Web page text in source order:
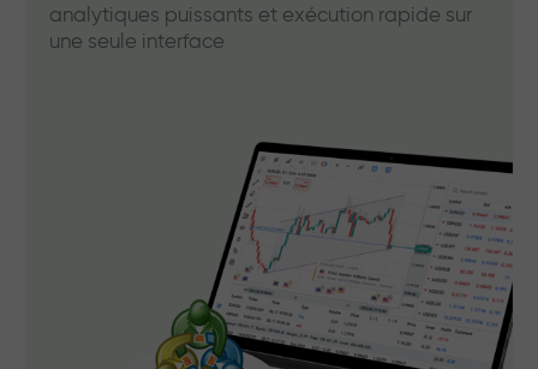
analytiques puissants et exécution rapide sur
une seule interface